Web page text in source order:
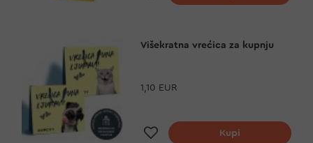
Višekratna vrećica za kupnju
1,10 EUR
Dodaj na listu želja
Kupi